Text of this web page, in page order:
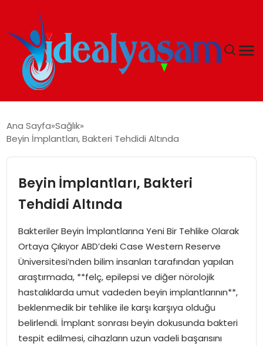
GÜNDEM
EKONOMI
İDEAL YAŞAM
İDEAL SPOR
YAŞAM
MAGAZIN
SAĞLIK
Ana Sayfa Sağlık
Beyin İmplantları, Bakteri Tehdidi Altında
Beyin İmplantları, Bakteri
Tehdidi Altında
Bakteriler Beyin İmplantlarına Yeni Bir Tehlike Olarak
Ortaya Çıkıyor ABD’deki Case Western Reserve
Üniversitesi’nden bilim insanları tarafından yapılan
araştırmada, **felç, epilepsi ve diğer nörolojik
hastalıklarda umut vadeden beyin implantlarının**,
beklenmedik bir tehlike ile karşı karşıya olduğu
belirlendi. İmplant sonrası beyin dokusunda bakteri
tespit edilmesi, cihazların uzun vadeli başarısını